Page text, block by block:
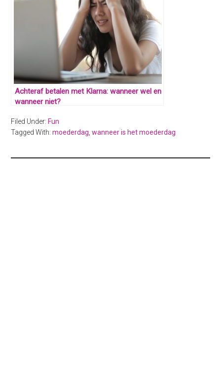
Achteraf betalen met Klarna: wanneer wel en
wanneer niet?
Filed Under:Fun
Tagged With:moederdag ,wanneer is het moederdag